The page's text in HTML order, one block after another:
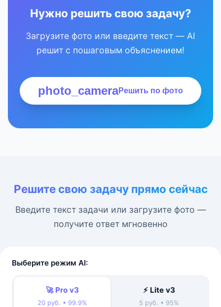
Нужно решить свою задачу?
Загрузите фото или введите текст — AI
решит с пошаговым объяснением!
photo_cameraРешить по фото
Решите свою задачу прямо сейчас
Введите текст задачи или загрузите фото —
получите ответ мгновенно
Выберите режим AI:
🚀 Pro v3
20 руб. • 99.9%
⚡ Lite v3
5 руб. • 95%